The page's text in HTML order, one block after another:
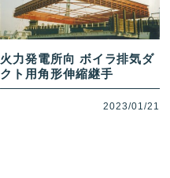
火力発電所向 ボイラ排気ダ
クト用角形伸縮継手
2023/01/21